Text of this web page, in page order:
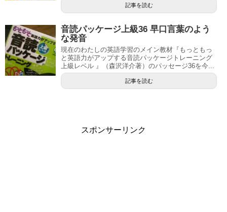
記事を読む
音読パッケージ上級36 早口言葉のよう
な発音
現在のわたしの英語学習のメイン教材『もっともっ
と英語力がアップする音読パッケージトレーニング
上級レベル 』（森沢洋介著）のパッセージ36を今...
記事を読む
スポンサーリンク